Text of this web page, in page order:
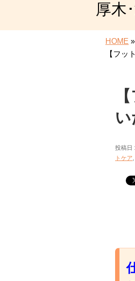
厚木
HOME »
【フッ
い
投稿日
トケア,